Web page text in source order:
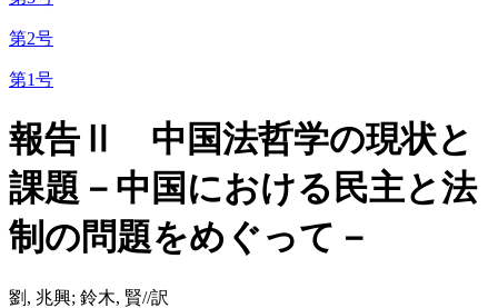
第2号
第1号
報告Ⅱ 中国法哲学の現状と
課題－中国における民主と法
制の問題をめぐって－
劉, 兆興; 鈴木, 賢//訳